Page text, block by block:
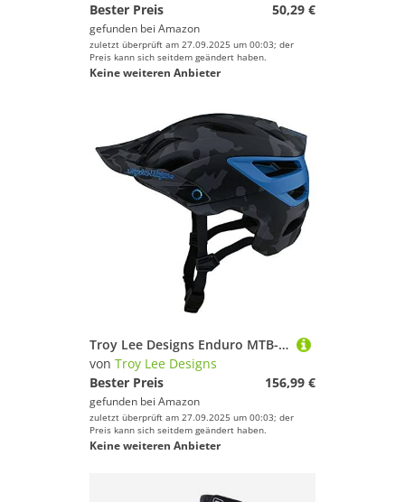
Bester Preis
50,29 €
gefunden bei Amazon
zuletzt überprüft am 27.09.2025 um 00:03; der
Preis kann sich seitdem geändert haben.
Keine weiteren Anbieter
Troy Lee Designs Enduro MTB-Helm A3 MIPS Grau Gr. XS/S
von Troy Lee Designs
Bester Preis
156,99 €
gefunden bei Amazon
zuletzt überprüft am 27.09.2025 um 00:03; der
Preis kann sich seitdem geändert haben.
Keine weiteren Anbieter